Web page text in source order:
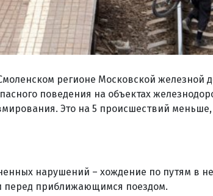
регионе Московской железной
поведения на объектах
Это на 5 происшествий
нарушений – хождение по путям в
перед приближающимся поездом.